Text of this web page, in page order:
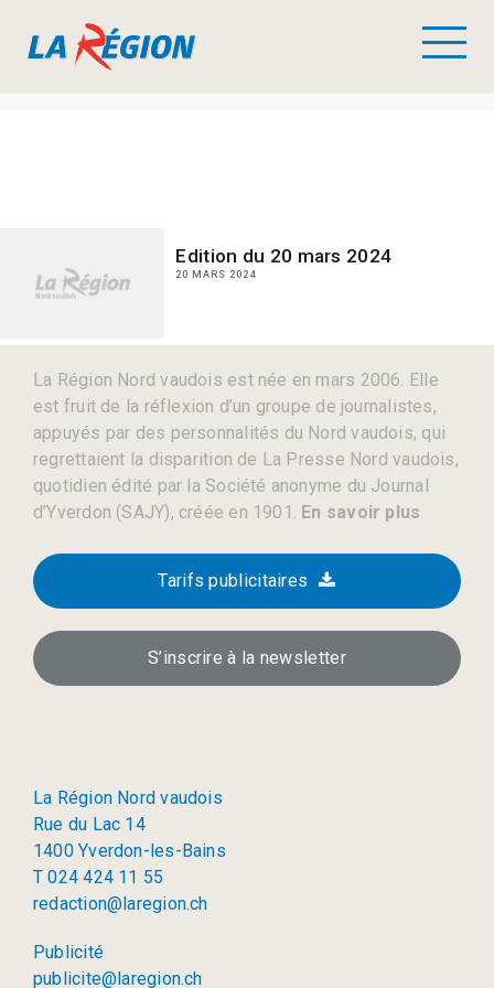
Edition du 20 mars 2024
20 MARS 2024
La Région Nord vaudois est née en mars 2006. Elle
est fruit de la réflexion d’un groupe de journalistes,
appuyés par des personnalités du Nord vaudois, qui
regrettaient la disparition de La Presse Nord vaudois,
quotidien édité par la Société anonyme du Journal
d’Yverdon (SAJY), créée en 1901. En savoir plus
Tarifs publicitaires
S’inscrire à la newsletter
La Région Nord vaudois
Rue du Lac 14
1400 Yverdon-les-Bains
T 024 424 11 55
redaction@laregion.ch
Publicité
publicite@laregion.ch